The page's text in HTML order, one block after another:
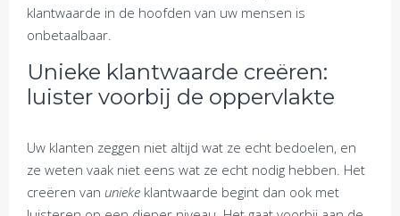
klantwaarde in de hoofden van uw mensen is
onbetaalbaar.
Unieke klantwaarde creëren:
luister voorbij de oppervlakte
Uw klanten zeggen niet altijd wat ze echt bedoelen, en
ze weten vaak niet eens wat ze echt nodig hebben. Het
creëren van unieke klantwaarde begint dan ook met